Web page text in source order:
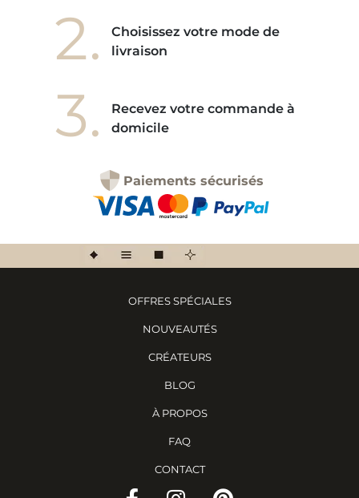
2.
Choisissez votre mode de
livraison
3.
Recevez votre commande à
domicile
Paiements sécurisés
OFFRES SPÉCIALES
NOUVEAUTÉS
CRÉATEURS
BLOG
À PROPOS
FAQ
CONTACT